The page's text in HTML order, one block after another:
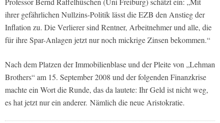
ihrer gefährlichen Nullzins-Politik lässt die EZB den Anstieg der
Inflation zu. Die Verlierer sind Rentner, Arbeitnehmer und alle, die
für ihre Spar-Anlagen jetzt nur noch mickrige Zinsen bekommen.“
Nach dem Platzen der Immobilienblase und der Pleite von „Lehman
Brothers“ am 15. September 2008 und der folgenden Finanzkrise
machte ein Wort die Runde, das da lautete: Ihr Geld ist nicht weg,
es hat jetzt nur ein anderer. Nämlich die neue Aristokratie.